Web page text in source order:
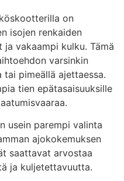
on
isojen renkaiden
vakaampi kulku. Tämä
varsinkin
tai pimeällä ajettaessa.
tien epätasaisuuksille
usein parempi valinta
ajokokemuksen
saattavat arvostaa
ja kuljetettavuutta.